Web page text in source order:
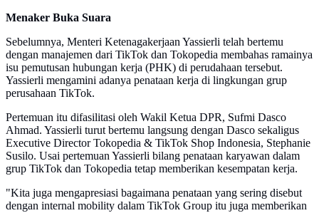
Menaker Buka Suara
Sebelumnya, Menteri Ketenagakerjaan Yassierli telah bertemu
dengan manajemen dari TikTok dan Tokopedia membahas ramainya
isu pemutusan hubungan kerja (PHK) di perudahaan tersebut.
Yassierli mengamini adanya penataan kerja di lingkungan grup
perusahaan TikTok.
Pertemuan itu difasilitasi oleh Wakil Ketua DPR, Sufmi Dasco
Ahmad. Yassierli turut bertemu langsung dengan Dasco sekaligus
Executive Director Tokopedia & TikTok Shop Indonesia, Stephanie
Susilo. Usai pertemuan Yassierli bilang penataan karyawan dalam
grup TikTok dan Tokopedia tetap memberikan kesempatan kerja.
"Kita juga mengapresiasi bagaimana penataan yang sering disebut
dengan internal mobility dalam TikTok Group itu juga memberikan